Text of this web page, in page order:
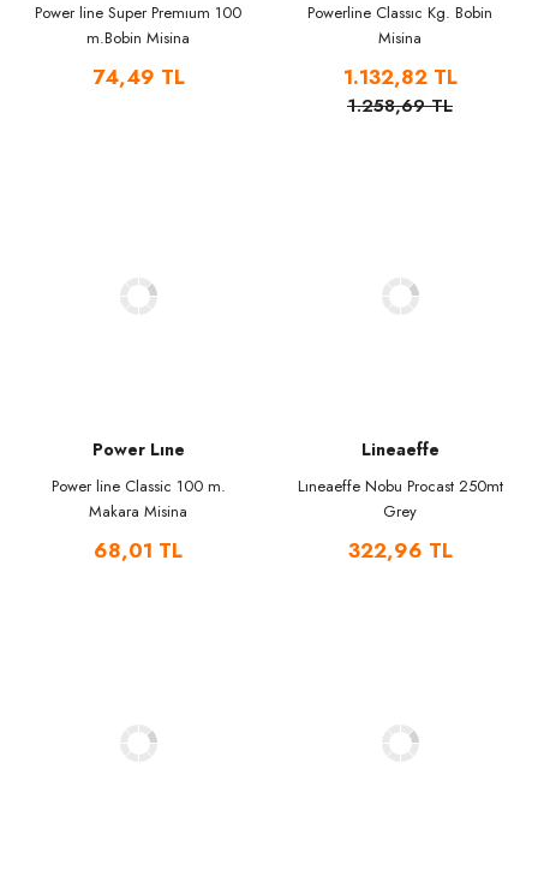
Power line Super Premıum 100
m.Bobin Misina
74,49 TL
Powerline Classıc Kg. Bobin
Misina
1.132,82 TL
1.258,69 TL
Power Lıne
Power line Classic 100 m.
Makara Misina
68,01 TL
Lineaeffe
Lıneaeffe Nobu Procast 250mt
Grey
322,96 TL